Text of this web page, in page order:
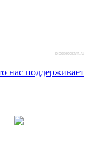
blogprogram.ru
нас поддерживает